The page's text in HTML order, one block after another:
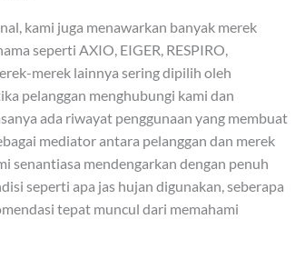
kami juga menawarkan banyak merek
seperti AXIO, EIGER, RESPIRO,
merek lainnya sering dipilih oleh
pelanggan menghubungi kami dan
ada riwayat penggunaan yang membuat
mediator antara pelanggan dan merek
senantiasa mendengarkan dengan penuh
seperti apa jas hujan digunakan, seberapa
tepat muncul dari memahami